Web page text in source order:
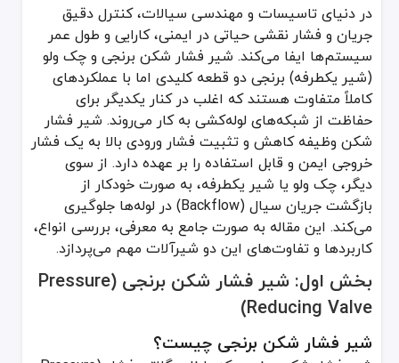
بخش اول: شیر فشار شکن برنجی (Pressure Reducing Valve)
شیر فشار شکن برنجی چیست؟
شیر فشار شکن برنجی، که با نام رگلاتور فشار (Pressure Regulator) نیز شناخته می‌شود، یک شیر کنترلی اتوماتیک است که فشار بالای ورودی و متغیر سیال (مانند آب شهری) را به یک فشار پایین‌تر و ثابت در خروجی تبدیل می‌کند. فارغ از نوسانات فشار در شبکه اصلی، این شیر تضمین می‌کند که فشار در سمت مصرف‌کننده همواره در محدوده تنظیم‌شده و ایمن باقی بماند. بدنه این شیرها از آلیاژ برنج ساخته می‌شود که مقاومت عالی در برابر خوردگی و زنگ‌زدگی ناشی از آب دارد و آن را به گزینه‌ای ایده‌آل برای سیستم‌های آبرسانی خانگی و صنعتی تبدیل کرده است.
اجزای اصلی و نحوه عملکرد
عملکرد یک شیر فشار شکن بر اساس تعادل نیروها بین یک فنر و
بدنه (Body): از جنس برنج که مسیر عبور آب را فراهم می‌کند.
پیچ تنظیم (Adjustment Screw): با چرخاندن این پیچ، نیروی وارد بر فنر کم یا زیاد شده و فشار خروجی مطلوب تنظیم می‌شود.
فنر (Spring): نیروی مکانیکی لازم برای باز نگه داشتن شیر را تامین می‌کند.
دیافراگم یا پیستون (Diaphragm/Piston): یک صفحه انعطاف‌پذیر یا پیستون که به فشار آب خروجی حساس است و در مقابل نیروی فنر عمل می‌کند.
سیت و دیسک (Seat & Disc): مجرای اصلی عبور آب که با حرکت دیافراگم، باز یا بسته شده و جریان را کنترل می‌کند.
نحوه کار: فشار آب خروجی به زیر دیافراگم نیرو وارد کرده و سعی
کاربردهای شیر فشار شکن برنجی
استفاده از این شیر در موارد زیر ضروری است:
شبکه‌های آبرسانی شهری: برای کاهش فشار بالای آب ورودی به
حفاظت از تجهیزات: جلوگیری از آسیب به ماشین لباسشویی،
در دنیای تاسیسات و مهندسی سیالات، کنترل دقیق
جریان و فشار نقشی حیاتی در ایمنی، کارایی و طول عمر
سیستم‌ها ایفا می‌کند. شیر فشار شکن برنجی و چک ولو
(شیر یکطرفه) برنجی دو قطعه کلیدی اما با عملکردهای
کاملاً متفاوت هستند که اغلب در کنار یکدیگر برای
حفاظت از شبکه‌های لوله‌کشی به کار می‌روند. شیر فشار
شکن وظیفه کاهش و تثبیت فشار ورودی بالا به یک فشار
خروجی ایمن و قابل استفاده را بر عهده دارد. از سوی
دیگر، چک ولو یا شیر یکطرفه، به صورت خودکار از
بازگشت جریان سیال (Backflow) در لوله‌ها جلوگیری
می‌کند. این مقاله به صورت جامع به معرفی، بررسی انواع،
کاربردها و تفاوت‌های این دو شیرآلات مهم می‌پردازد.
بخش اول: شیر فشار شکن برنجی (Pressure
Reducing Valve)
شیر فشار شکن برنجی چیست؟